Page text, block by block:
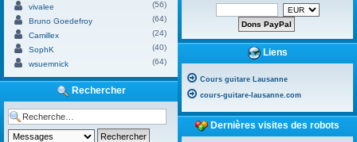
vivalee
(56)
Bruno Goedefroy
(64)
Camillex
(24)
SophK
(40)
wsuemnick
(64)
Rechercher
Liens
Cours guitare Lausanne
cours-guitare-lausanne.com
Dernières visites des robots